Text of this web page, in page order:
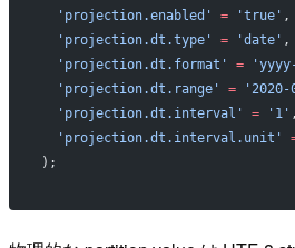
  'projection.enabled'
= 'true' ,
  'projection.dt.type'
= 'date' ,
  'projection.dt.format'
= 'yyyy-
  'projection.dt.range'
= '2020-
  'projection.dt.interval'
= '1' ,
  'projection.dt.interval.unit'
);